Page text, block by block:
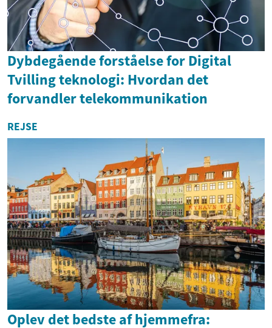
Dybdegående forståelse for Digital
Tvilling teknologi: Hvordan det
forvandler telekommunikation
REJSE
Oplev det bedste af hjemmefra: